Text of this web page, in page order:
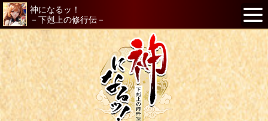
神になるッ！
－下剋上の修行伝－